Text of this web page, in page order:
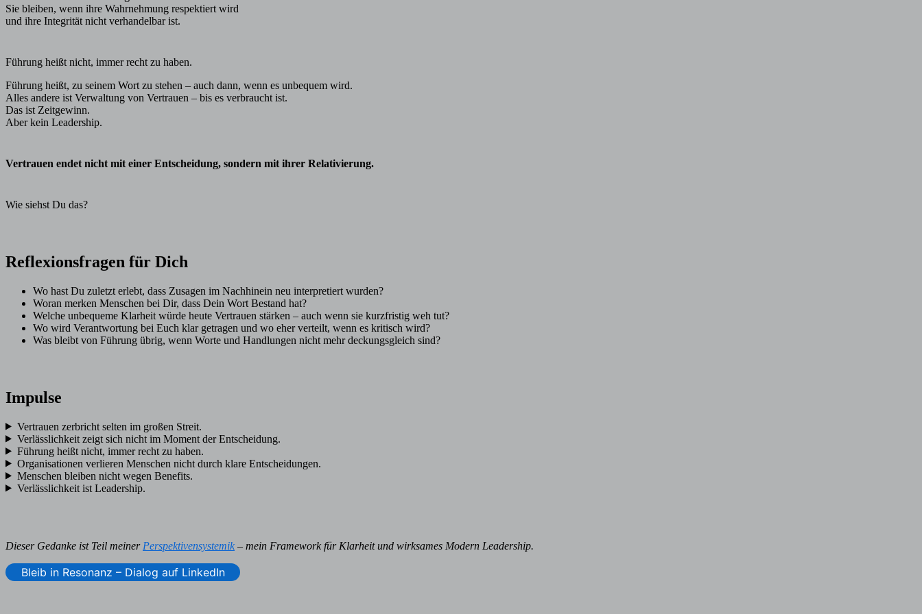
Sie bleiben, wenn ihre Wahrnehmung respektiert wird
und ihre Integrität nicht verhandelbar ist.
Führung heißt nicht, immer recht zu haben.
Führung heißt, zu seinem Wort zu stehen – auch dann, wenn es unbequem wird.
Alles andere ist Verwaltung von Vertrauen – bis es verbraucht ist.
Das ist Zeitgewinn.
Aber kein Leadership.
Vertrauen endet nicht mit einer Entscheidung, sondern mit ihrer Relativierung.
Wie siehst Du das?
Reflexionsfragen für Dich
Wo hast Du zuletzt erlebt, dass Zusagen im Nachhinein neu interpretiert wurden?
Woran merken Menschen bei Dir, dass Dein Wort Bestand hat?
Welche unbequeme Klarheit würde heute Vertrauen stärken – auch wenn sie kurzfristig weh tut?
Wo wird Verantwortung bei Euch klar getragen und wo eher verteilt, wenn es kritisch wird?
Was bleibt von Führung übrig, wenn Worte und Handlungen nicht mehr deckungsgleich sind?
Impulse
Vertrauen zerbricht selten im großen Streit.
Verlässlichkeit zeigt sich nicht im Moment der Entscheidung.
Führung heißt nicht, immer recht zu haben.
Organisationen verlieren Menschen nicht durch klare Entscheidungen.
Menschen bleiben nicht wegen Benefits.
Verlässlichkeit ist Leadership.
Dieser Gedanke ist Teil meiner Perspektivensystemik – mein Framework für Klarheit und wirksames Modern Leadership.
Bleib in Resonanz – Dialog auf LinkedIn